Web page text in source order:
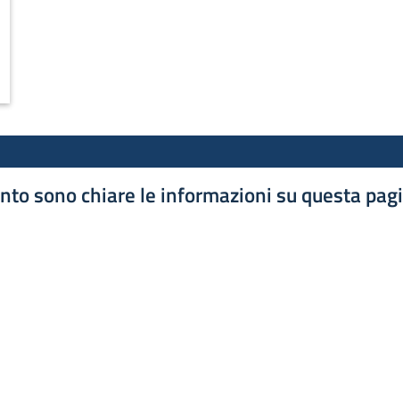
sono chiare le informazioni su questa